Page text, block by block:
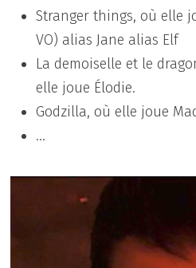
Stranger things, où elle
VO) alias Jane alias Elf
La demoiselle et le
elle joue Élodie.
Godzilla, où elle joue
…